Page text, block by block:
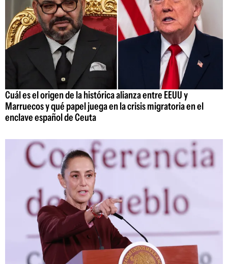
Cuál es el origen de la histórica alianza entre EEUU y
Marruecos y qué papel juega en la crisis migratoria en el
enclave español de Ceuta